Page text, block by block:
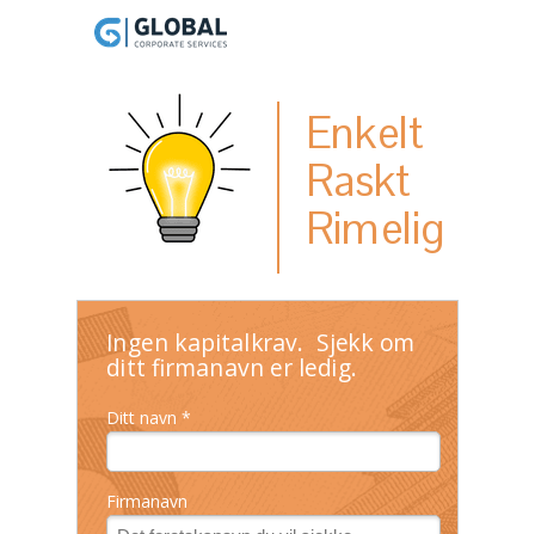
Enkelt
Raskt
Rimelig
Ditt navn *
Firmanavn
Ingen kapitalkrav. Sjekk om
ditt firmanavn er ledig.